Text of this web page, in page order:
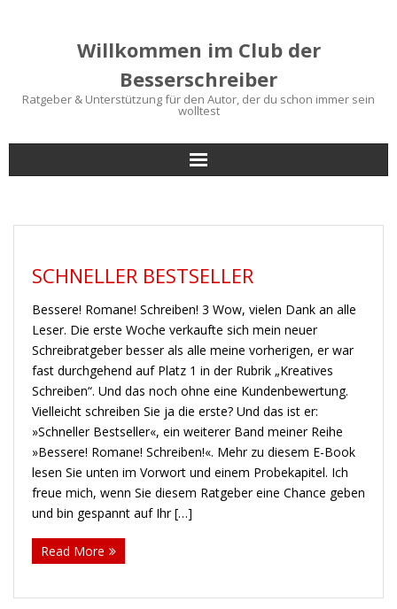
Willkommen im Club der
Besserschreiber
Ratgeber & Unterstützung für den Autor, der du schon immer sein
wolltest
Schreibtipps
Service
Blog
Waldscheidt
Kontakt
Newsletter
Shop
SCHNELLER BESTSELLER
Bessere! Romane! Schreiben! 3 Wow, vielen Dank an alle
Leser. Die erste Woche verkaufte sich mein neuer
Schreibratgeber besser als alle meine vorherigen, er war
fast durchgehend auf Platz 1 in der Rubrik „Kreatives
Schreiben“. Und das noch ohne eine Kundenbewertung.
Vielleicht schreiben Sie ja die erste? Und das ist er:
»Schneller Bestseller«, ein weiterer Band meiner Reihe
»Bessere! Romane! Schreiben!«. Mehr zu diesem E-Book
lesen Sie unten im Vorwort und einem Probekapitel. Ich
freue mich, wenn Sie diesem Ratgeber eine Chance geben
und bin gespannt auf Ihr […]
Read More